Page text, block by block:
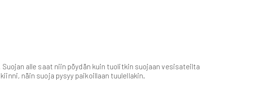
alle saat niin pöydän kuin tuolitkin suojaan vesisateilta
näin suoja pysyy paikoillaan tuulellakin.